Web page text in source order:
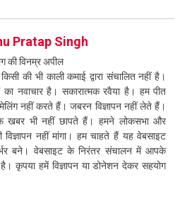
Pratap Singh
की विनम्र अपील
की भी काली कमाई द्वारा संचालित नहीं है।
का नवाचार है। सकारात्मक रवैया है। हम पीत
नहीं करते हैं। जबरन विज्ञापन नहीं लेते हैं।
खबर भी नहीं छापते हैं। हमने लोकसभा और
नहीं मांगा। हम चाहते हैं यह वेबसाइट
बने। वेबसाइट के निरंतर संचालन में आपके
कृपया हमें विज्ञापन या डोनेशन देकर सहयोग